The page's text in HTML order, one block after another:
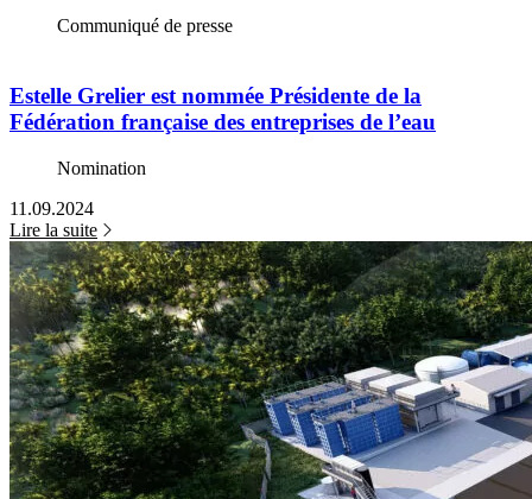
Communiqué de presse
Estelle Grelier est nommée Présidente de la
Fédération française des entreprises de l’eau
Nomination
11.09.2024
Lire la suite